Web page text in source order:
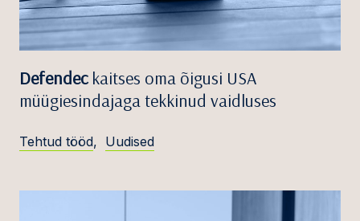
Defendeckaitses oma õigusi USA
müügiesindajaga tekkinud vaidluses
Tehtud tööd, Uudised